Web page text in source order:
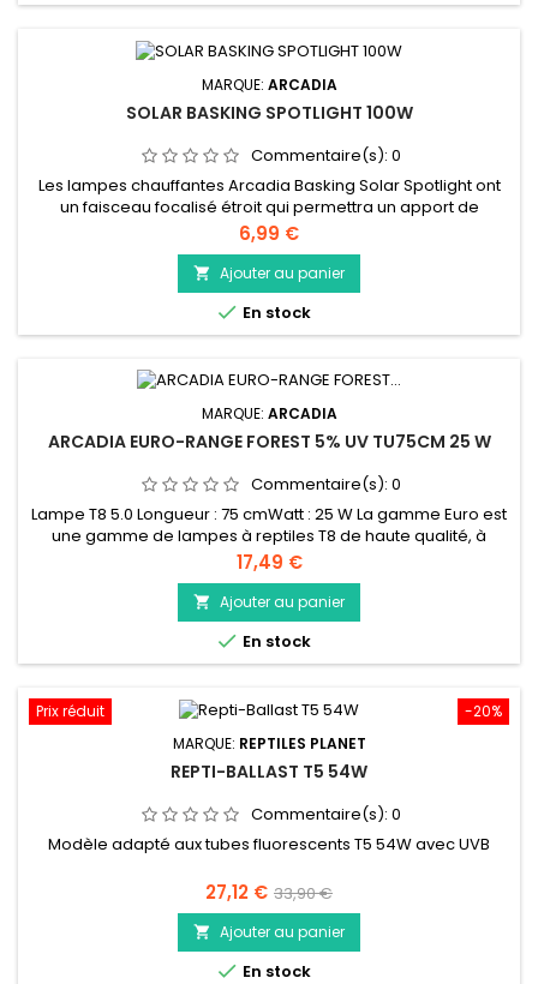
MARQUE: ARCADIA
SOLAR BASKING SPOTLIGHT 100W
Commentaire(s): 0
Les lampes chauffantes Arcadia Basking Solar Spotlight ont
un faisceau focalisé étroit qui permettra un apport de
chaleur intense. Ceci est essentiel pour les espèces qui se
prélassent dans le désert et pour celles qui vivent dans des
enclos plus hauts. La lampe a une couleur chaude invitante et
utilise des raccords E27 standard. Conçues pour fournir une...
Prix
6,99 €
 Ajouter au panier
 En stock
MARQUE: ARCADIA
ARCADIA EURO-RANGE FOREST 5% UV TU75CM 25 W
Commentaire(s): 0
Lampe T8 5.0 Longueur : 75 cmWatt : 25 W La gamme Euro est
une gamme de lampes à reptiles T8 de haute qualité, à
longue durée de vie et à haut rendement qui représente un
parfait rapport qualité prix. Fabriqué en Allemagne selon les
normes les plus strictes pour une longue durée de vie et un
éclairage auquel vous pouvez faire confiance.
Caractéristiques...
Prix
17,49 €
 Ajouter au panier
 En stock
-20%
Prix réduit
MARQUE: REPTILES PLANET
REPTI-BALLAST T5 54W
Commentaire(s): 0
Modèle adapté aux tubes fluorescents T5 54W avec UVB
Prix
27,12 € Prix
de
base
33,90 €
 Ajouter au panier
 En stock